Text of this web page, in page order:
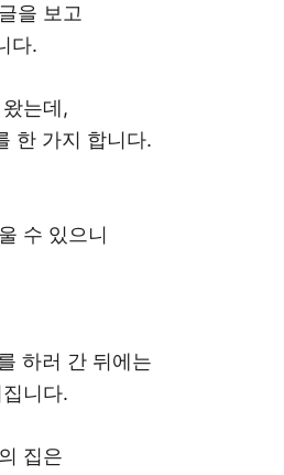
을 보고
다.
는데,
한 가지 합니다.
수 있으니
하러 간 뒤에는
니다.
집은